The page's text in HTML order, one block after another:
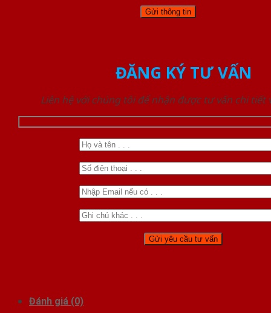
ĐĂNG KÝ TƯ VẤN
Liên hệ với chúng tôi để nhận được tư vấn chi tiết
Đánh giá (0)